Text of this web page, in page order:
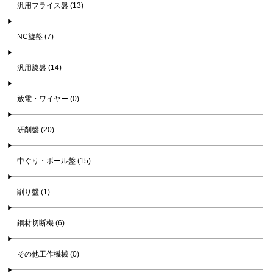
汎用フライス盤 (13)
NC旋盤 (7)
汎用旋盤 (14)
放電・ワイヤー (0)
研削盤 (20)
中ぐり・ボール盤 (15)
削り盤 (1)
鋼材切断機 (6)
その他工作機械 (0)